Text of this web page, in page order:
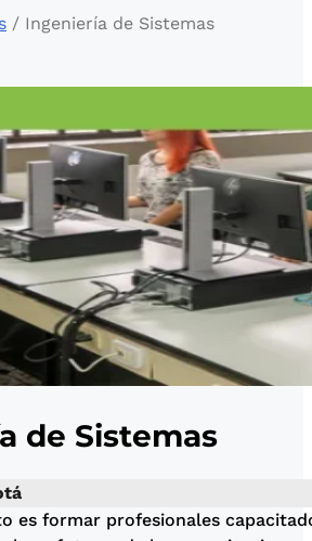
/ Ingeniería de Sistemas
de Sistemas
es formar profesionales